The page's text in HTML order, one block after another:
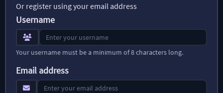
Or register using your email address
Username
Your username must be a minimum of 8 characters long.
Email address